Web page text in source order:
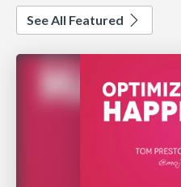
See All Featured